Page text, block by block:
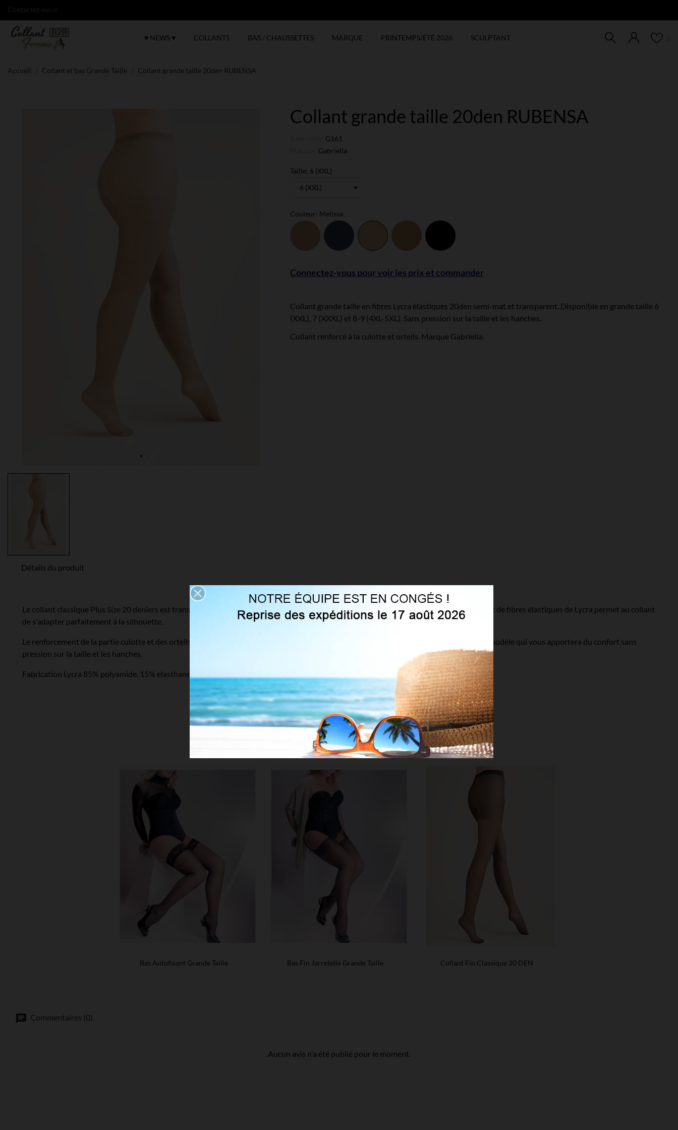
♥ NEWS ♥ COLLANTS BAS / CHAUSSETTES MARQUE PRINTEMPS/ÉTÉ 2026 SCULPTANT
Accueil Collant et bas Grande Taille Collant grande taille 20den RUBENSA
Collant grande taille 20den RUBENSA
G161
Gabriella
Taille: 6 (XXL)
Couleur: Melissa
Beige
Grafit Melissa Neutre
Connectez-vous pour voir les prix et commander
Collant grande taille en fibres Lycra élastiques 20den semi-mat et transparent. Disponible en grande taille 6
(XXL), 7 (XXXL) et 8-9 (4XL-5XL). Sans pression sur la taille et les hanches.
Collant renforcé à la culotte et orteils. Marque Gabriella.
Détails du produit
Le collant classique Plus Size 20 deniers est transparent et semi-mat, idéal pour toutes les tenues de la plus chic à la plus détendue. L'ajout de fibres élastiques de Lycra permet au collant
de s'adapter parfaitement à la silhouette.
Le renforcement de la partie culotte et des orteils rend le collant plus durable et plus résistant. En choisissant ce modèle, vous prenez un modèle qui vous apportera du confort sans
pression sur la taille et les hanches.
Fabrication Lycra 85% polyamide, 15% elasthane.
VOUS AIMEREZ AUSSI
Bas Autofixant Grande Taille Bas Fin Jarretelle Grande Taille Collant Fin Classique 20 DEN
Commentaires (0)
Aucun avis n'a été publié pour le moment.